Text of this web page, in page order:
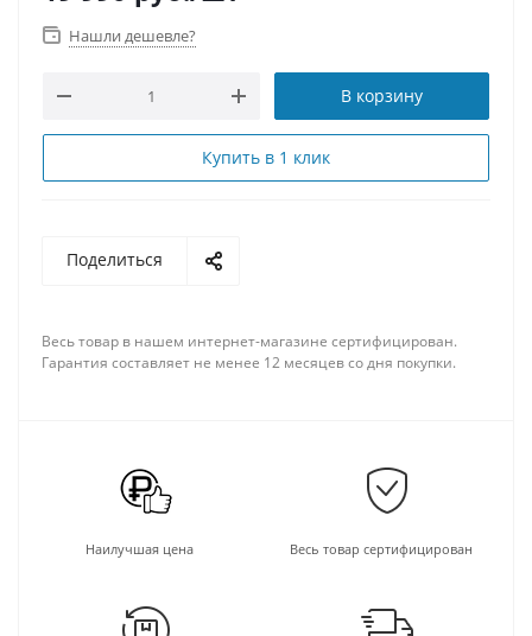
Нашли дешевле?
В корзину
Купить в 1 клик
Поделиться
Весь товар в нашем интернет-магазине сертифицирован.
Гарантия составляет не менее 12 месяцев со дня покупки.
Наилучшая цена Весь товар сертифицирован